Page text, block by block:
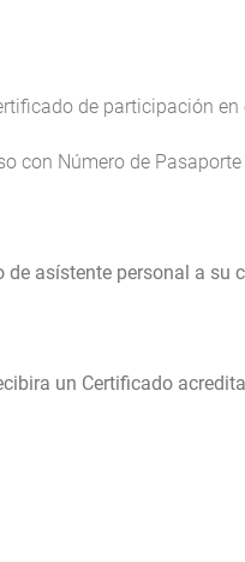
de participación
con Número de Pasaporte
de asístente personal a su
un Certificado